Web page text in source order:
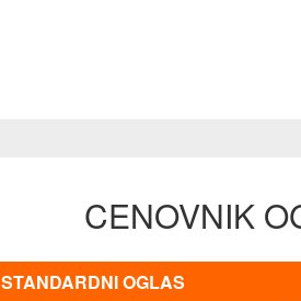
CENOVNIK
STANDARDNI OGLAS